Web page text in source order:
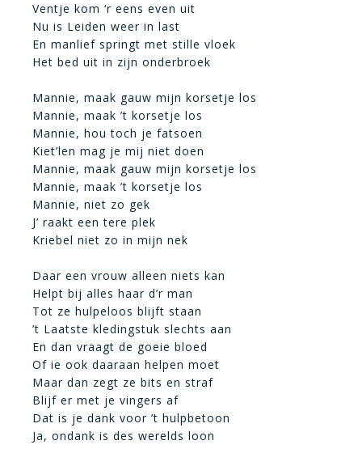
Ventje kom ‘r eens even uit
Nu is Leiden weer in last
En manlief springt met stille vloek
Het bed uit in zijn onderbroek
Mannie, maak gauw mijn korsetje los
Mannie, maak ’t korsetje los
Mannie, hou toch je fatsoen
Kiet’len mag je mij niet doen
Mannie, maak gauw mijn korsetje los
Mannie, maak ’t korsetje los
Mannie, niet zo gek
J’ raakt een tere plek
Kriebel niet zo in mijn nek
Daar een vrouw alleen niets kan
Helpt bij alles haar d’r man
Tot ze hulpeloos blijft staan
’t Laatste kledingstuk slechts aan
En dan vraagt de goeie bloed
Of ie ook daaraan helpen moet
Maar dan zegt ze bits en straf
Blijf er met je vingers af
Dat is je dank voor ’t hulpbetoon
Ja, ondank is des werelds loon